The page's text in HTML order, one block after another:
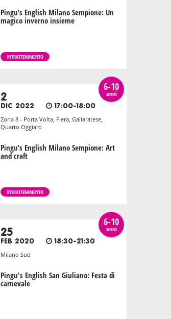
Pingu’s English Milano Sempione: Un
magico inverno insieme
INTRATTENIMENTO
6-10
anni
2
DIC 2022 17:00-18:00
Zona 8 - Porta Volta, Fiera, Gallaratese,
Quarto Oggiaro
Pingu’s English Milano Sempione: Art
and craft
INTRATTENIMENTO
6-10
anni
25
FEB 2020 18:30-21:30
Milano Sud
Pingu's English San Giuliano: Festa di
carnevale